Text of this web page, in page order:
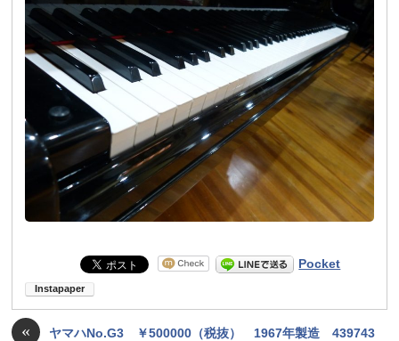
Pocket
« ヤマハNo.G3 ￥500000（税抜） 1967年製造 439743